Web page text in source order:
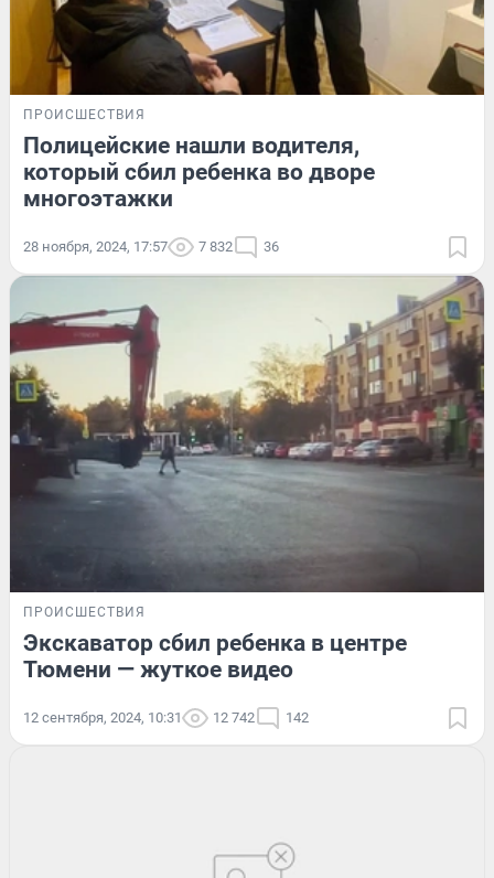
ПРОИСШЕСТВИЯ
Полицейские нашли водителя,
который сбил ребенка во дворе
многоэтажки
28 ноября, 2024, 17:57 7 832 36
ПРОИСШЕСТВИЯ
Экскаватор сбил ребенка в центре
Тюмени — жуткое видео
12 сентября, 2024, 10:31 12 742 142